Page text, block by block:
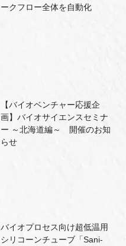
ークフロー全体を自動化
【バイオベンチャー応援企
画】バイオサイエンスセミナ
ー ～北海道編～ 開催のお知
らせ
バイオプロセス向け超低温用
シリコーンチューブ「Sani-